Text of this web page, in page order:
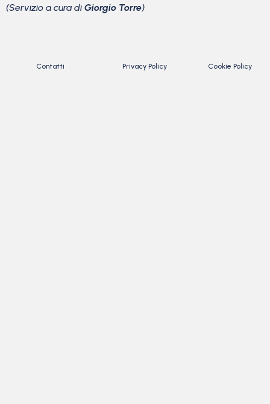
(Servizio a cura di Giorgio Torre)
Contatti Privacy Policy Cookie Policy